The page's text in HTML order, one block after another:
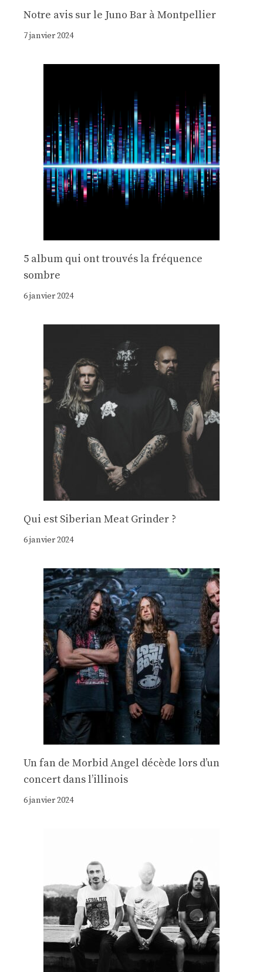
Notre avis sur le Juno Bar à Montpellier
7 janvier 2024
5 album qui ont trouvés la fréquence
sombre
6 janvier 2024
Qui est Siberian Meat Grinder ?
6 janvier 2024
Un fan de Morbid Angel décède lors d’un
concert dans l’illinois
6 janvier 2024